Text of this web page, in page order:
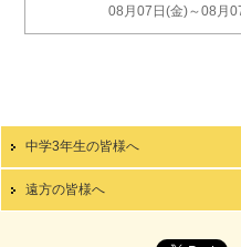
08月07日(金)～08月
中学3年生の皆様へ
遠方の皆様へ